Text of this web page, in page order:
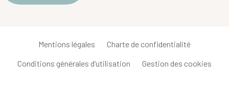
Mentions légales Charte de confidentialité
Conditions générales d’utilisation Gestion des cookies